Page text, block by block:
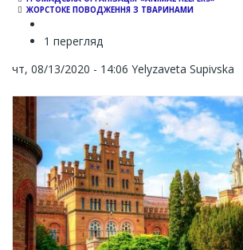
ЖОРСТОКЕ ПОВОДЖЕННЯ З ТВАРИНАМИ
1 перегляд
чт, 08/13/2020 - 14:06 Yelyzaveta Supivska